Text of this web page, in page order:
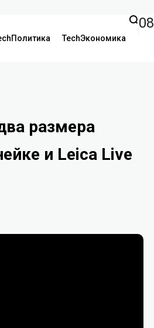
TechЭкономика
08
размера
и Leica Live